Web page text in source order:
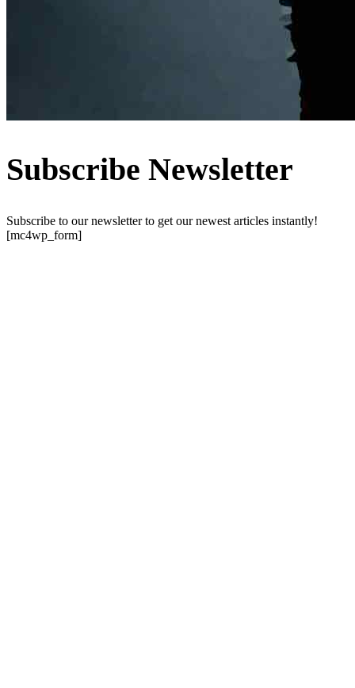
Subscribe Newsletter
Subscribe to our newsletter to get our newest articles instantly!
[mc4wp_form]